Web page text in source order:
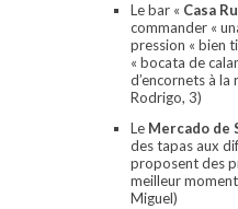
Le bar « Casa
commander «
pression « bien
« bocata de
d’encornets à la
Rodrigo, 3)
Le Mercado de
des tapas aux
proposent des
meilleur
Miguel)